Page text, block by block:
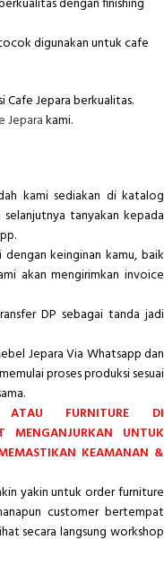
dengan finishing
digunakan untuk cafe
Cafe Jepara berkualitas.
Jeparakami.
kami sediakan di katalog
selanjutnya tanyakan kepada
keinginan kamu, baik
akan mengirimkan invoice
DP sebagai tanda jadi
Jepara Via Whatsapp dan
proses produksi sesuai
FURNITURE DI
UNTUK
KEAMANAN &
yakin untuk order furniture
customer bertempat
secara langsung workshop